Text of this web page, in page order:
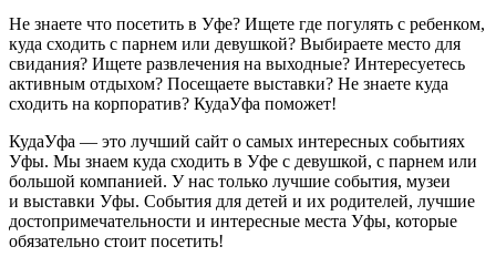
Не знаете что посетить в Уфе? Ищете где погулять с ребенком,
куда сходить с парнем или девушкой? Выбираете место для
свидания? Ищете развлечения на выходные? Интересуетесь
активным отдыхом? Посещаете выставки? Не знаете куда
сходить на корпоратив? КудаУфа поможет!
КудаУфа — это лучший сайт о самых интересных событиях
Уфы. Мы знаем куда сходить в Уфе с девушкой, с парнем или
большой компанией. У нас только лучшие события, музеи
и выставки Уфы. События для детей и их родителей, лучшие
достопримечательности и интересные места Уфы, которые
обязательно стоит посетить!